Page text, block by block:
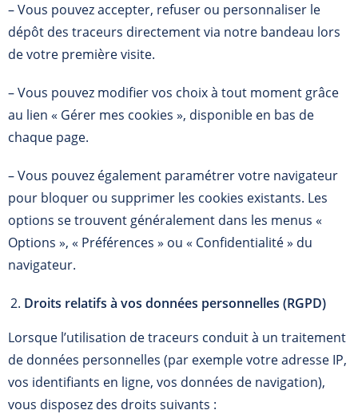
– Vous pouvez accepter, refuser ou personnaliser le
dépôt des traceurs directement via notre bandeau lors
de votre première visite.
– Vous pouvez modifier vos choix à tout moment grâce
au lien « Gérer mes cookies », disponible en bas de
chaque page.
– Vous pouvez également paramétrer votre navigateur
pour bloquer ou supprimer les cookies existants. Les
options se trouvent généralement dans les menus «
Options », « Préférences » ou « Confidentialité » du
navigateur.
Droits relatifs à vos données personnelles (RGPD)
Lorsque l’utilisation de traceurs conduit à un traitement
de données personnelles (par exemple votre adresse IP,
vos identifiants en ligne, vos données de navigation),
vous disposez des droits suivants :